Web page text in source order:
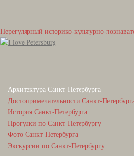
Нерегулярный историко-культурно-
Архитектура Санкт-Петербурга
Достопримечательности Санкт-
История Санкт-Петербурга
Прогулки по Санкт-Петербургу
Фото Санкт-Петербурга
Экскурсии по Санкт-Петербургу